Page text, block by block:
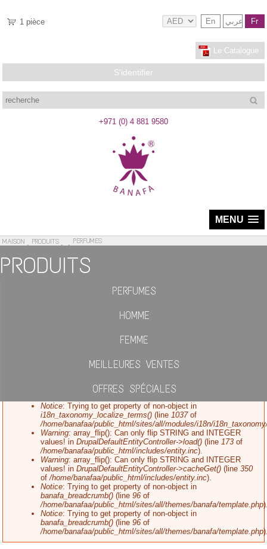
En عربي Fr
1 pièce
Le Catalogue
S'identifier
+971 (0) 4 881 9580
MENU
MAISON PRODUITS PERFUMES
PRODUITS
PERFUMES
HOMME
FEMME
MEILLEURES VENTES
OFFRES SPÉCIALES
Notice: Trying to get property of non-object in
i18n_taxonomy_localize_terms() (line1037of
/home/banafaa/public_html/sites/all/modules/i18n/
Warning: array_flip(): Can only flip STRING and INTEGER
values! inDrupalDefaultEntityController->load() (line173 of
/home/banafaa/public_html/includes/entity.inc).
Warning: array_flip(): Can only flip STRING and INTEGER
values! inDrupalDefaultEntityController->cacheGet() (line350
of/home/banafaa/public_html/includes/entity.inc).
Notice: Trying to get property of non-object in
banafa_breadcrumb() (line96 of
/home/banafaa/public_html/sites/all/themes/banafa/template.php
Notice: Trying to get property of non-object in
banafa_breadcrumb() (line96 of
/home/banafaa/public_html/sites/all/themes/banafa/template.php